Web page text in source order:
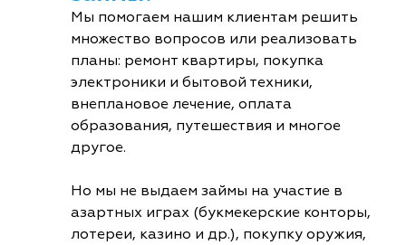
Мы помогаем нашим клиентам решить
множество вопросов или реализовать
планы: ремонт квартиры, покупка
электроники и бытовой техники,
внеплановое лечение, оплата
образования, путешествия и многое
другое.
Но мы не выдаем займы на участие в
азартных играх (букмекерские конторы,
лотереи, казино и др.), покупку оружия,